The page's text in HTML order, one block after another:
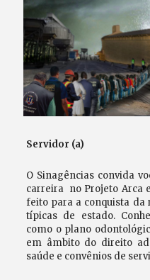
Servidor (a)
O Sinagências convida
carreira no Projeto Arca
feito para a conquista da
típicas de estado.
como o plano
em âmbito do direito
saúde e convênios de